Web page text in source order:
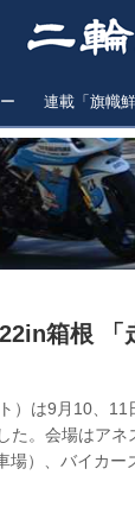
連載「旗幟鮮
箱根 「
）は9月10、
た。会場はア
）、バイカー